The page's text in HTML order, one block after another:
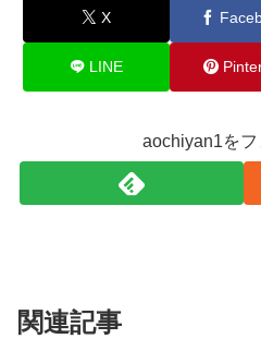
X
LINE
aochiyan1をフ
関連記事